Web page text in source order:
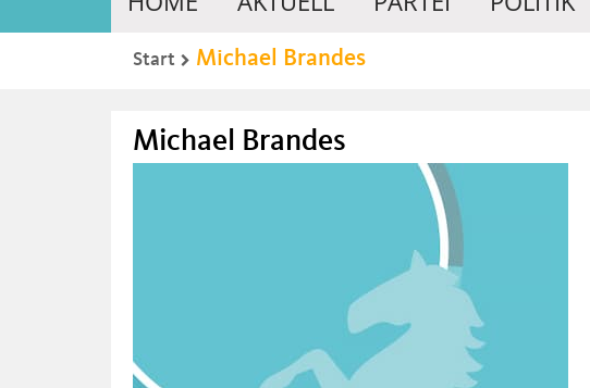
Start Michael Brandes
Michael Brandes